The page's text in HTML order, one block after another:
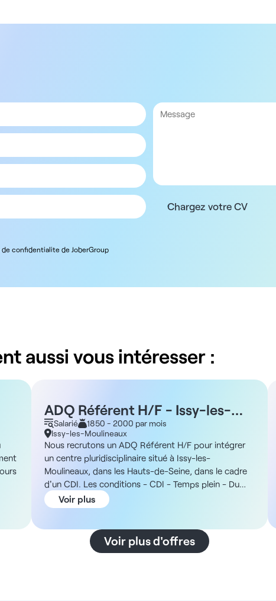
Chargez votre CV
confidentialite de JoberGroup
aussi vous intéresser :
ADQ Référent H/F - Issy-les-
Moulineaux 92
Salarié
1850 - 2000 par mois
Issy-les-Moulineaux
Nous recrutons un ADQ Référent H/F pour intégrer
un centre pluridisciplinaire situé à Issy-les-
Moulineaux, dans les Hauts-de-Seine, dans le cadre
d'un CDI. Les conditions - CDI - Temps plein - Du
lundi au vendredi (samedi possible) - De 9h30 à 19h
La structure Vous intégrerez un centre
regroupant médecins généralistes et chirurgiens-
dentistes. En outre, la structure dispose d'un pôle de
Voir plus
Voir plus d'offres